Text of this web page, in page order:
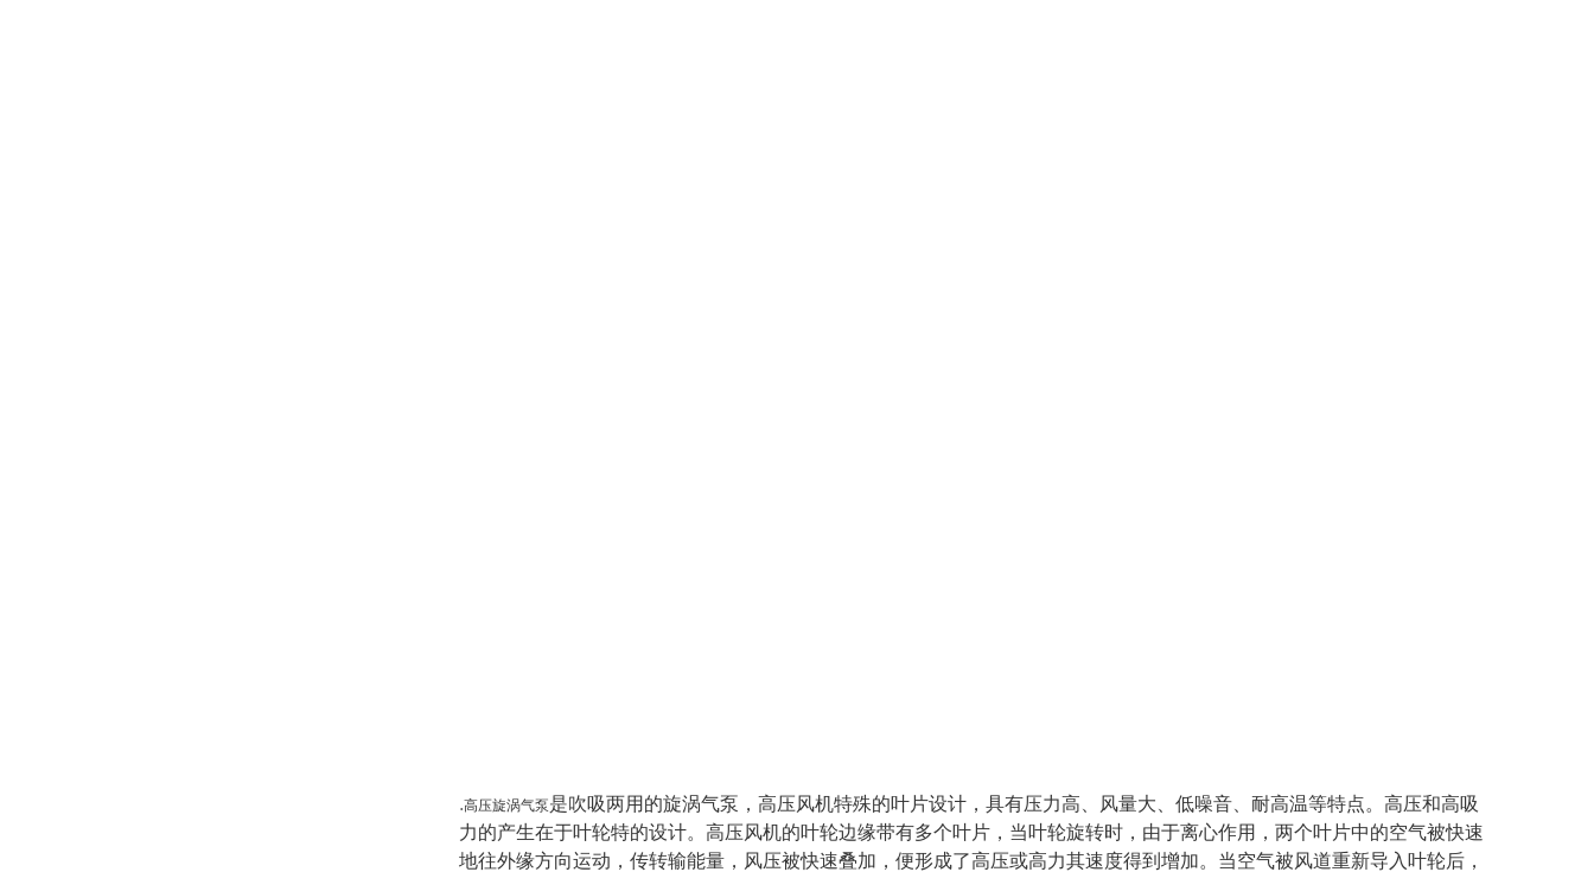
.高压旋涡气泵是吹吸两用的旋涡气泵，高压风机特殊的叶片设计，具有压力高、风量大、低噪音、耐高温等特点。高压和高吸
力的产生在于叶轮特的设计。高压风机的叶轮边缘带有多个叶片，当叶轮旋转时，由于离心作用，两个叶片中的空气被快速
地往外缘方向运动，传转输能量，风压被快速叠加，便形成了高压或高力其速度得到增加。当空气被风道重新导入叶轮后，